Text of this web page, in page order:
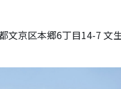
文京区本郷6丁目14-7 文